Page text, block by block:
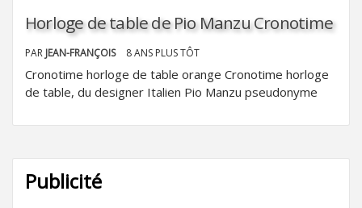
Horloge de table de Pio Manzu Cronotime
PAR JEAN-FRANÇOIS 8 ANS PLUS TÔT
Cronotime horloge de table orange Cronotime horloge
de table, du designer Italien Pio Manzu pseudonyme
Publicité